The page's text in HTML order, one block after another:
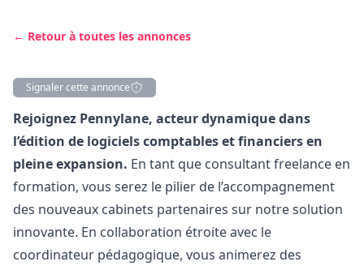
← Retour à toutes les annonces
Signaler cette annonce
Description
Rejoignez Pennylane, acteur dynamique dans
l’édition de logiciels comptables et financiers en
pleine expansion. En tant que consultant freelance en
formation, vous serez le pilier de l’accompagnement
des nouveaux cabinets partenaires sur notre solution
innovante. En collaboration étroite avec le
coordinateur pédagogique, vous animerez des